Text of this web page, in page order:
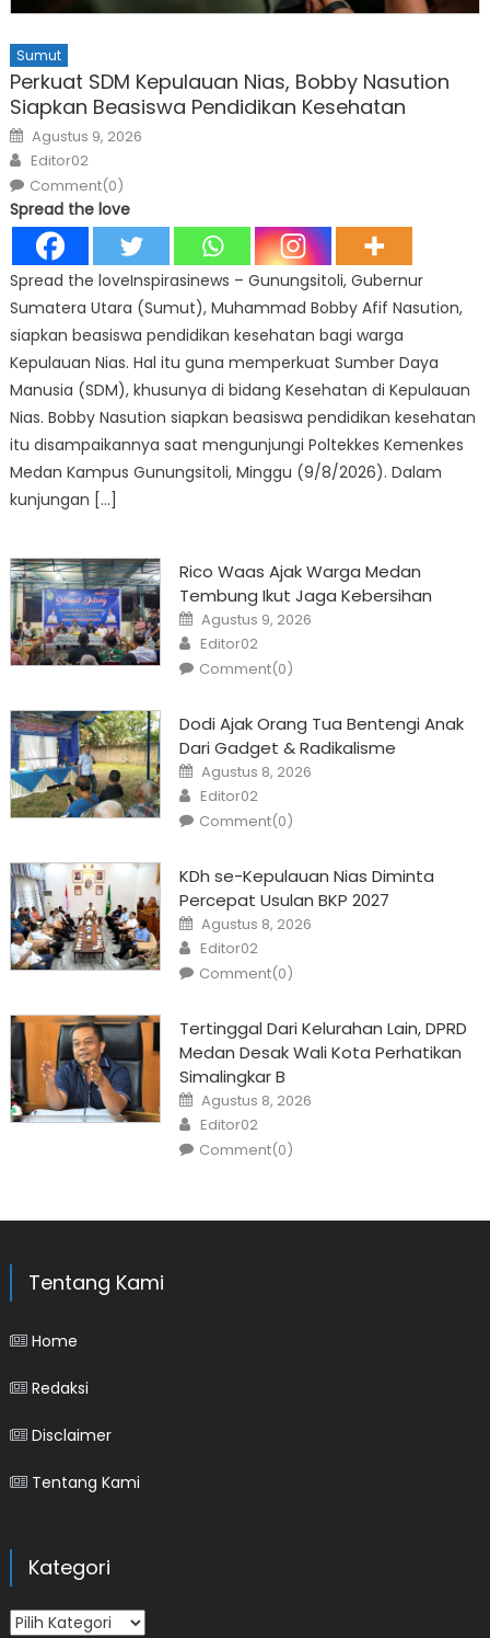
Sumut
Perkuat SDM Kepulauan Nias, Bobby Nasution
Siapkan Beasiswa Pendidikan Kesehatan
Posted
on
Agustus 9, 2026
Author
Editor02
Comment(0)
Spread the love
Spread the loveInspirasinews – Gunungsitoli, Gubernur
Sumatera Utara (Sumut), Muhammad Bobby Afif Nasution,
siapkan beasiswa pendidikan kesehatan bagi warga
Kepulauan Nias. Hal itu guna memperkuat Sumber Daya
Manusia (SDM), khusunya di bidang Kesehatan di Kepulauan
Nias. Bobby Nasution siapkan beasiswa pendidikan kesehatan
itu disampaikannya saat mengunjungi Poltekkes Kemenkes
Medan Kampus Gunungsitoli, Minggu (9/8/2026). Dalam
kunjungan […]
Rico Waas Ajak Warga Medan
Tembung Ikut Jaga Kebersihan
Posted
on
Agustus 9, 2026
Author
Editor02
Comment(0)
Dodi Ajak Orang Tua Bentengi Anak
Dari Gadget & Radikalisme
Posted
on
Agustus 8, 2026
Author
Editor02
Comment(0)
KDh se-Kepulauan Nias Diminta
Percepat Usulan BKP 2027
Posted
on
Agustus 8, 2026
Author
Editor02
Comment(0)
Tertinggal Dari Kelurahan Lain, DPRD
Medan Desak Wali Kota Perhatikan
Simalingkar B
Posted
on
Agustus 8, 2026
Author
Editor02
Comment(0)
Tentang Kami
Home
Redaksi
Disclaimer
Tentang Kami
Kategori
Kategori